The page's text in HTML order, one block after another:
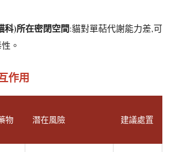
科)所在密閉空間:貓對單萜代謝能力差,可
。
作用
物 潛在風險 建議處置